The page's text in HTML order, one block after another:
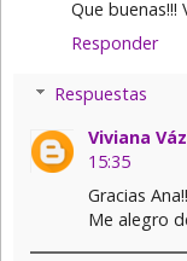
Que buenas!!!
Responder
Respuestas
Viviana
15:35
Gracias Ana!!
Me alegro